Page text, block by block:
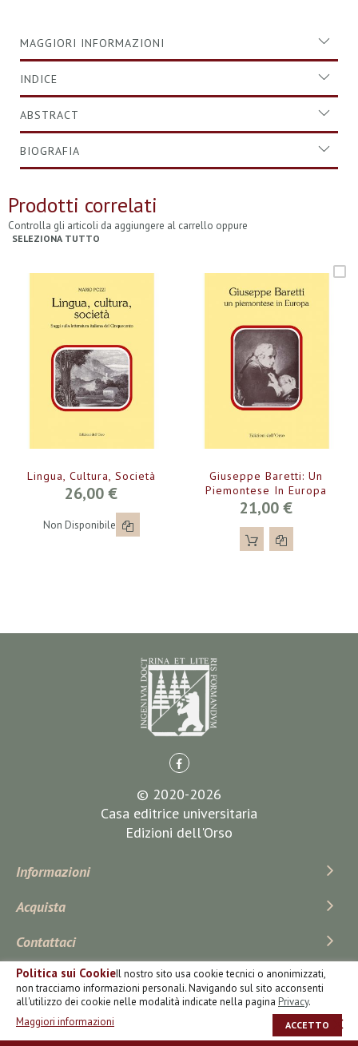
Politica sui CookieIl nostro sito usa cookie tecnici o anonimizzati,
non tracciamo informazioni personali. Navigando sul sito acconsenti
all'utilizzo dei cookie nelle modalità indicate nella pagina Privacy.
Maggiori informazioni
ACCETTO
MAGGIORI INFORMAZIONI
INDICE
ABSTRACT
BIOGRAFIA
Prodotti correlati
Controlla gli articoli da aggiungere al carrello oppure
SELEZIONA TUTTO
Lingua, Cultura, Società
26,00 €
Non Disponibile
Giuseppe Baretti: Un
Piemontese In Europa
21,00 €
© 2020-2026
Casa editrice universitaria
Edizioni dell'Orso
Informazioni
Acquista
Contattaci
Iscriviti Alla Newsletter